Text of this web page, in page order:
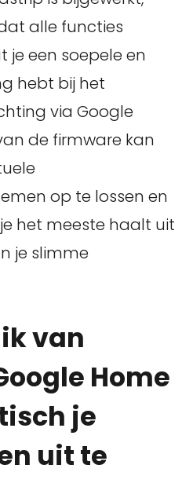
alle functies
je een soepele en
hebt bij het
via Google
de firmware kan
op te lossen en
het meeste haalt uit
je slimme
van
Home
je
uit te